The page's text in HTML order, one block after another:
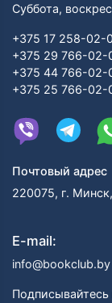
Суббота,
+375 17 258-02-
+375 29 766-
+375 44 766-02-
+375 25 766-02-
Почтовый адрес
220075, г.
E-mail:
info@bookclub.by
Подписывайтесь